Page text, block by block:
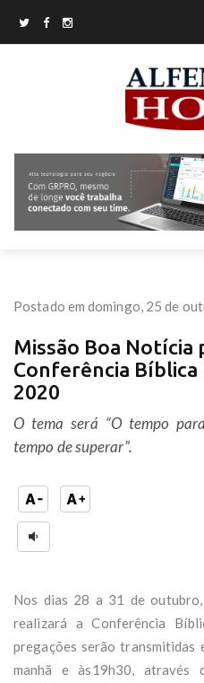
Postado em domingo, 25 de
Missão Boa Notícia
Conferência
2020
O tema será “O tempo
tempo de superar”.
Nos dias 28 a 31 de
realizará a Conferência
pregações serão transmitidas
manhã e às19h30, através